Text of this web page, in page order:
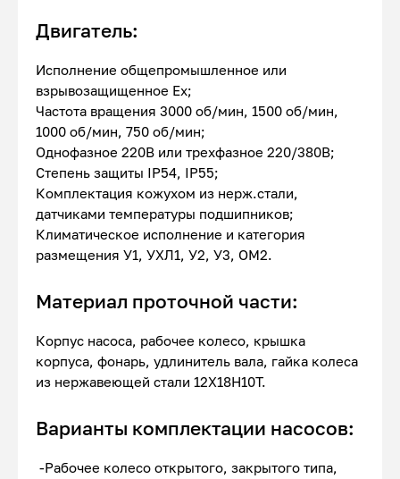
Двигатель:
Исполнение общепромышленное или
взрывозащищенное Ex;
Частота вращения 3000 об/мин, 1500 об/мин,
1000 об/мин, 750 об/мин;
Однофазное 220В или трехфазное 220/380В;
Степень защиты IP54, IP55;
Комплектация кожухом из нерж.стали,
датчиками температуры подшипников;
Климатическое исполнение и категория
размещения У1, УХЛ1, У2, У3, ОМ2.
Материал проточной части:
Корпус насоса, рабочее колесо, крышка
корпуса, фонарь, удлинитель вала, гайка колеса
из нержавеющей стали 12Х18Н10Т.
Варианты комплектации насосов:
-Рабочее колесо открытого, закрытого типа,